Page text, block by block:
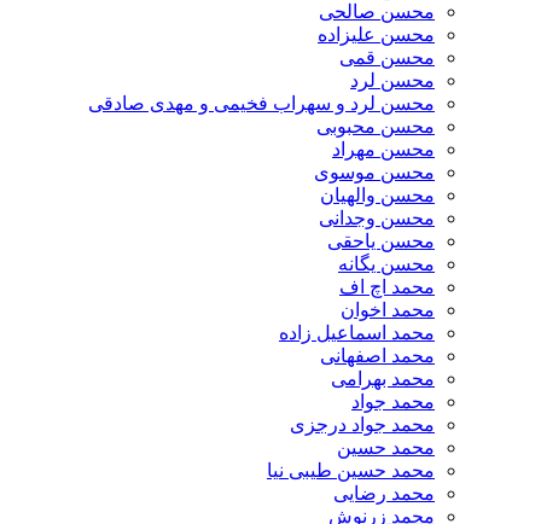
محسن صالحی
محسن علیزاده
محسن قمی
محسن لرد
محسن لرد و سهراب فخیمی و مهدی صادقی
محسن محبوبی
محسن مهراد
محسن موسوی
محسن والهیان
محسن وجدانی
محسن یاحقی
محسن یگانه
محمد اچ اف
محمد اخوان
محمد اسماعیل زاده
محمد اصفهانی
محمد بهرامی
محمد جواد
محمد جواد درجزی
محمد حسین
محمد حسین طیبی نیا
محمد رضایی
محمد زرنوش